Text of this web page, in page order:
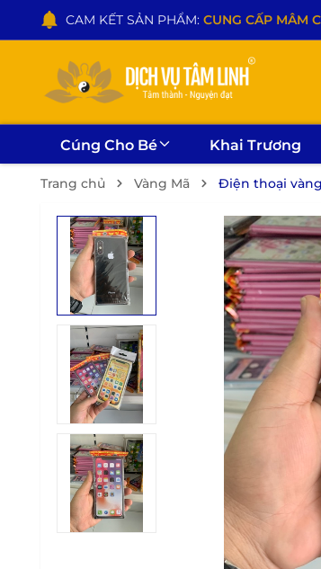
CAM KẾT SẢN PHẨM: CUNG CẤP MÂM
Cúng Cho Bé Khai Trương
Trang chủ Vàng Mã Điện thoại